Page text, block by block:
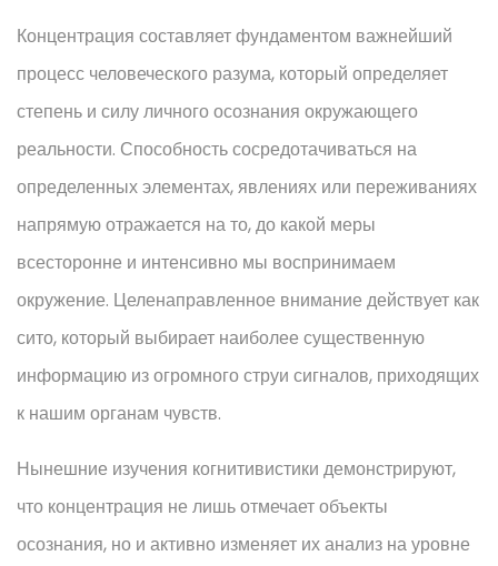
Концентрация составляет фундаментом важнейший
процесс человеческого разума, который определяет
степень и силу личного осознания окружающего
реальности. Способность сосредотачиваться на
определенных элементах, явлениях или переживаниях
напрямую отражается на то, до какой меры
всесторонне и интенсивно мы воспринимаем
окружение. Целенаправленное внимание действует как
сито, который выбирает наиболее существенную
информацию из огромного струи сигналов, приходящих
к нашим органам чувств.
Нынешние изучения когнитивистики демонстрируют,
что концентрация не лишь отмечает объекты
осознания, но и активно изменяет их анализ на уровне